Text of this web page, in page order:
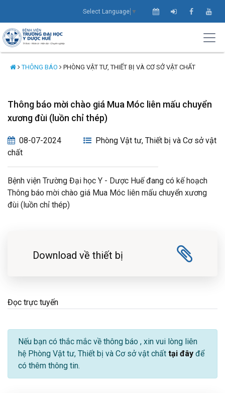
Select Language ▼
THÔNG BÁO PHÒNG VẬT TƯ, THIẾT BỊ VÀ CƠ SỞ VẬT CHẤT
Thông báo mời chào giá Mua Móc liên mấu chuyển
xương đùi (luồn chỉ thép)
08-07-2024
Phòng Vật tư, Thiết bị và Cơ sở vật
chất
Bệnh viện Trường Đại học Y - Dược Huế đang có kế hoạch
Thông báo mời chào giá Mua Móc liên mấu chuyển xương
đùi (luồn chỉ thép)
Download về thiết bị
Đọc trực tuyến
Nếu bạn có thắc mắc về thông báo , xin vui lòng liên
hệ Phòng Vật tư, Thiết bị và Cơ sở vật chất tại đây để
có thêm thông tin.